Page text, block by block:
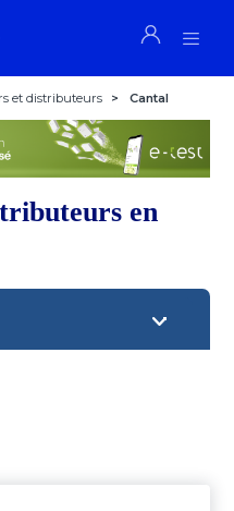
et distributeurs > Cantal
en